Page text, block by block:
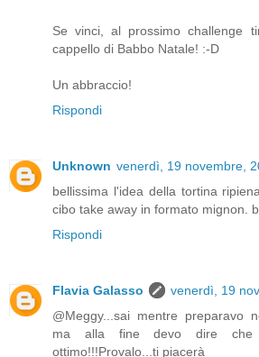
Se vinci, al prossimo challenge
cappello di Babbo Natale! :-D
Un abbraccio!
Rispondi
Unknown venerdì, 19 novembre,
bellissima l'idea della tortina
cibo take away in formato mignon.
Rispondi
Flavia Galasso
venerdì, 19
@Meggy...sai mentre preparavo
ma alla fine devo dire
ottimo!!!Provalo...ti piacerà